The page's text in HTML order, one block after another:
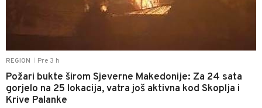
REGION Pre 3 h
Požari bukte širom Sjeverne Makedonije: Za 24 sata
gorjelo na 25 lokacija, vatra još aktivna kod Skoplja i
Krive Palanke